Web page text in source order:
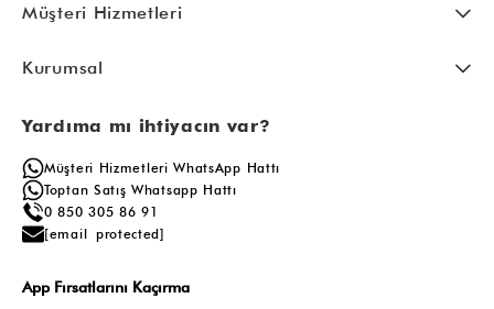
Müşteri Hizmetleri
Kurumsal
Yardıma mı ihtiyacın var?
Müşteri Hizmetleri WhatsApp Hattı
Toptan Satış Whatsapp Hattı
0 850 305 86 91
[email protected]
App Fırsatlarını Kaçırma